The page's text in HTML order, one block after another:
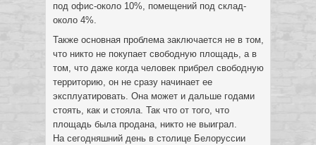
под офис-около 10%, помещений под склад-
около 4%.
Также основная проблема заключается не в том,
что никто не покупает свободную площадь, а в
том, что даже когда человек прибрел свободную
территорию, он не сразу начинает ее
эксплуатировать. Она может и дальше годами
стоять, как и стояла. Так что от того, что
площадь была продана, никто не выиграл.
На сегодняшний день в столице Белоруссии